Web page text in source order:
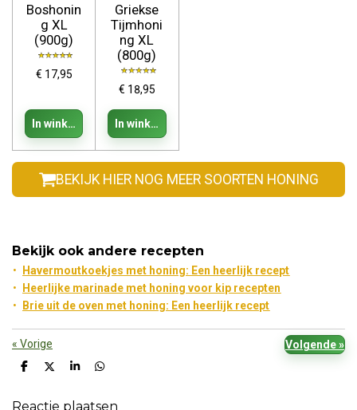
Boshonin
g XL
(900g)
€ 17,95
In winkelwagen
Griekse
Tijmhoni
ng XL
(800g)
€ 18,95
In winkelwagen
BEKIJK HIER NOG MEER SOORTEN HONING
Bekijk ook andere recepten
Havermoutkoekjes met honing: Een heerlijk recept
Heerlijke marinade met honing voor kip recepten
Brie uit de oven met honing: Een heerlijk recept
« Vorige Volgende»
D
e
D
l
S
r
D
e
Reactie plaatsen